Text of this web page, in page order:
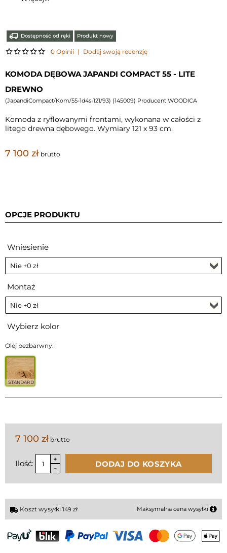
Dostępność od ręki Produkt nowy
0 Opinii | Dodaj swoją recenzję
KOMODA DĘBOWA JAPANDI COMPACT 55 - LITE
DREWNO
(JapandiCompact/Kom/55-1d4s-121/93) (145009) Producent WOODICA
Komoda z ryflowanymi frontami, wykonana w całości z
litego drewna dębowego. Wymiary 121 x 93 cm.
7 100 zł brutto
OPCJE PRODUKTU
Wniesienie
Montaż
Wybierz kolor
Olej bezbarwny:
STANDARD
7 100 zł brutto
Ilość: DODAJ DO KOSZYKA
Koszt wysyłki 149 zł Maksymalna cena wysyłki